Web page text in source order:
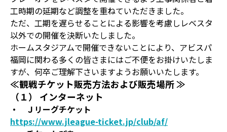
工時期の延期など調整を重ねていただきました。
ただ、工期を遅らせることによる影響を考慮しレベスタ
以外での開催を決断いたしました。
ホームスタジアムで開催できないことにより、アビスパ
福岡に関わる多くの皆さまにはご不便をお掛けいたしま
すが、何卒ご理解下さいますようお願いいたします。
≪観戦チケット販売方法および販売場所 ≫
（１） インターネット
・ Ｊリーグチケット
https://www.jleague-ticket.jp/club/af/